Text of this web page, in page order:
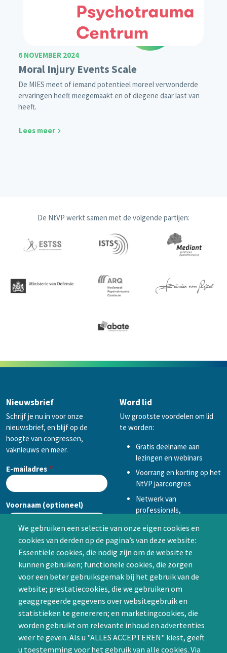
We gebruiken een selectie van onze eigen cookies en
cookies van derden op de pagina’s van deze website:
Essentiële cookies, die nodig zijn om de website te
kunnen gebruiken; functionele cookies, die zorgen
voor een beter gebruiksgemak bij het gebruik van de
website; prestatiecookies, die we gebruiken om
geaggregeerde gegevens over websitegebruik en
statistieken te genereren; en marketingcookies, die
worden gebruikt om relevante inhoud en advertenties
weer te geven. Als u "ALLES ACCEPTEREN" kiest, geeft
u toestemming voor het gebruik van alle cookies. Via
6 NOVEMBER 2024
Moral Injury Events Scale
De MIES meet of iemand potentieel moreel verwonderde
ervaringen heeft meegemaakt en of diegene daar last van
heeft.
Lees meer
De NtVP werkt samen met de volgende partijen:
Nieuwsbrief
Schrijf je nu in voor onze
nieuwsbrief, en blijf op de
hoogte van congressen,
vaknieuws en meer.
E-mailadres
Voornaam (optioneel)
Achternaam (optioneel)
CAPTCHA
Word lid
Uw grootste voordelen om lid
te worden:
Gratis deelname aan
lezingen en webinars
Voorrang en korting op het
NtVP jaarcongres
Netwerk van
professionals,
samenwerken in een van
de Special Interest
Groepen (SIG’s) of zelf een
SIG initiëren
Word lid